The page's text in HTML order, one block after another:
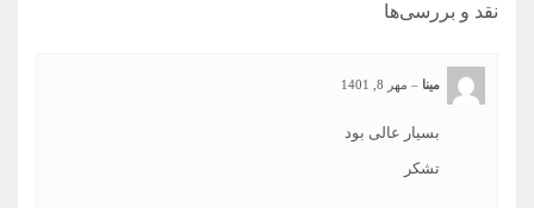
نقد و بررسی‌ها
مینا – مهر 8, 1401
بسیار عالی بود
تشکر